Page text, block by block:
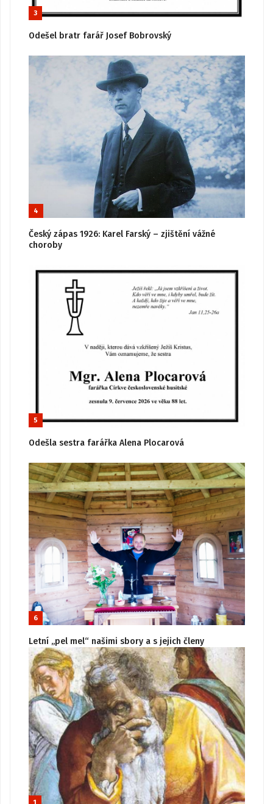
3
Odešel bratr farář Josef Bobrovský
4
Český zápas 1926: Karel Farský – zjištění vážné
choroby
5
Odešla sestra farářka Alena Plocarová
6
Letní „pel mel“ našimi sbory a s jejich členy
1